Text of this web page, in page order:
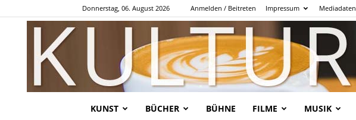
Donnerstag, 06. August 2026 Anmelden / Beitreten Impressum Mediadaten
KUNST BÜCHER BÜHNE FILME MUSIK